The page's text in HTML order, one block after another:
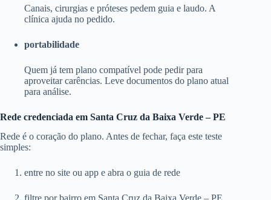
Canais, cirurgias e próteses pedem guia e laudo. A
clínica ajuda no pedido.
portabilidade
Quem já tem plano compatível pode pedir para
aproveitar carências. Leve documentos do plano atual
para análise.
Rede credenciada em Santa Cruz da Baixa Verde – PE
Rede é o coração do plano. Antes de fechar, faça este teste
simples:
entre no site ou app e abra o guia de rede